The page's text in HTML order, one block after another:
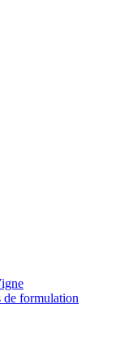
formulation